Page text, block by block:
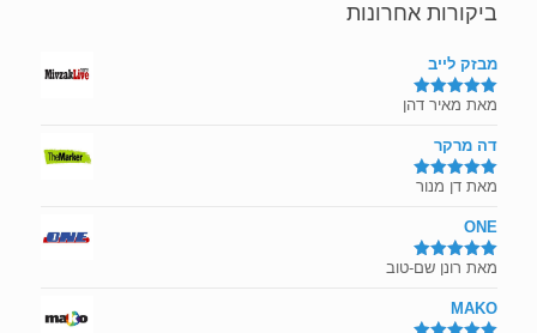
ביקורות אחרונות
מבזק לייב
דורג 5מתוך
מאת מאיר דהן
דה מרקר
דורג 5 מתוך
מאת דן מנור
ONE
דורג 5מתוך
מאת רונן שם-טוב
MAKO